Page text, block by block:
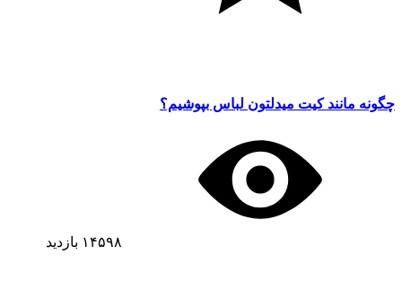
چگونه مانند کیت میدلتون لباس بپوشیم؟
۱۴۵۹۸ بازدید